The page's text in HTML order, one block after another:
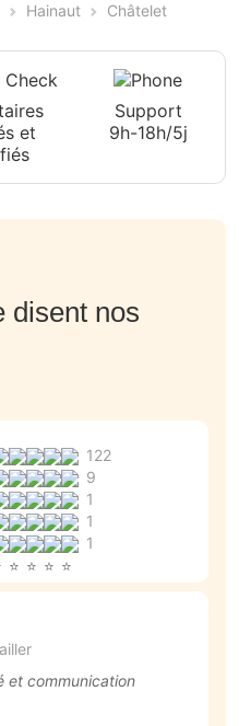
Hainaut Châtelet
et
Support
9h-18h/5j
disent nos
122
9
1
1
1
et communication